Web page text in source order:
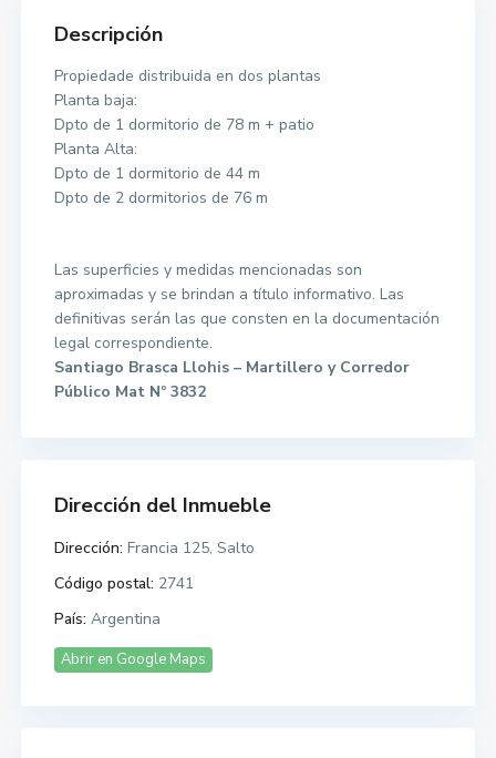
Descripción
Propiedade distribuida en dos plantas
Planta baja:
Dpto de 1 dormitorio de 78 m + patio
Planta Alta:
Dpto de 1 dormitorio de 44 m
Dpto de 2 dormitorios de 76 m
Las superficies y medidas mencionadas son
aproximadas y se brindan a título informativo. Las
definitivas serán las que consten en la documentación
legal correspondiente.
Santiago Brasca Llohis – Martillero y Corredor
Público Mat Nº 3832
Dirección del Inmueble
Dirección: Francia 125, Salto
Código postal: 2741
País: Argentina
Abrir en Google Maps